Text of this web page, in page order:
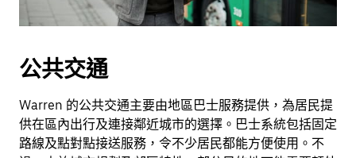
公共交通
Warren 的公共交通主要由地區巴士服務提供，為居民提
供在區內出行及連接鄰近城市的選擇。巴士系統包括固定
路線及點對點接送服務，令不少居民都能方便使用。不